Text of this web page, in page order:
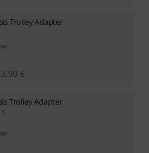
Trolley Adapter
€
Trolley Adapter
1